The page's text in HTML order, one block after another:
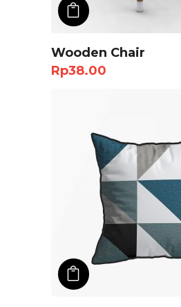
ADD TO CART
Wooden Chair
Rp38.00